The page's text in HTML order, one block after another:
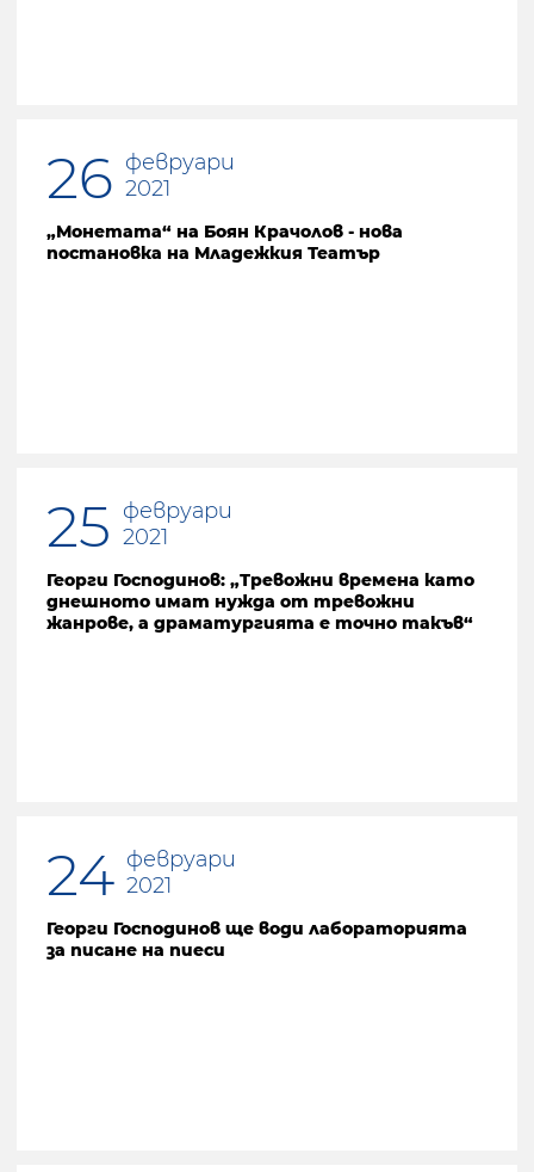
26 февруари
2021
„Монетата“ на Боян Крачолов - нова
постановка на Младежкия Театър
25 февруари
2021
Георги Господинов: „Тревожни времена като
днешното имат нужда от тревожни
жанрове, а драматургията е точно такъв“
24 февруари
2021
Георги Господинов ще води лабораторията
за писане на пиеси
Предишна страница